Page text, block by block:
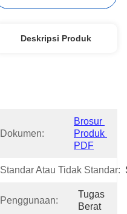
Deskripsi Produk
Dokumen:
Brosur
Produk
PDF
Standar Atau Tidak Standar:
Penggunaan:
Tugas
Berat